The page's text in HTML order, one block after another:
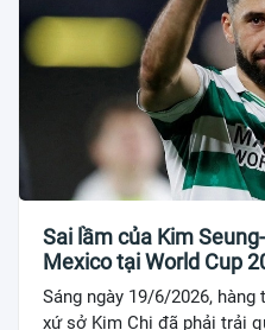
Sai lầm của Kim
Mexico tại World Cup
Sáng ngày 19/6/2026,
xứ sở Kim Chi đã phải trải